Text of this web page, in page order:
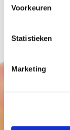
Voorkeuren
Statistieken
Marketing
aanbiedingen.